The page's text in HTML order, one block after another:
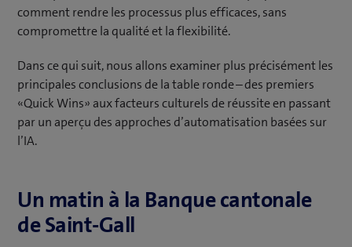
u
v
e
u
n
e
n
v
e
comment rendre les processus plus efficaces, sans
compromettre la qualité et la flexibilité.
Dans ce qui suit, nous allons examiner plus précisément les
principales conclusions de la table ronde – des premiers
«Quick Wins» aux facteurs culturels de réussite en passant
par un aperçu des approches d’automatisation basées sur
l’IA.
Un matin à la Banque cantonale
de Saint-Gall